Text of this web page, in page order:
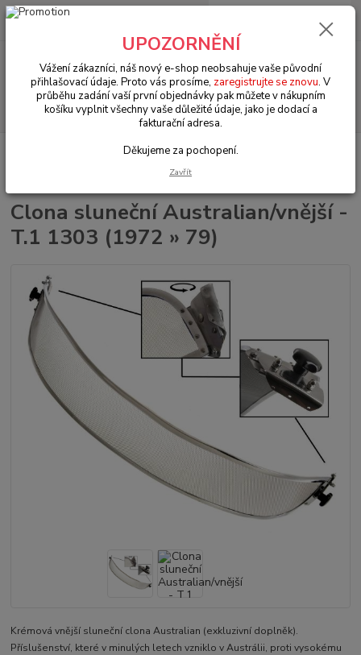
Menu
Hledat
+420 602 330 329
0 Kč
VW Brouk Typ 1 (1938 » 03) Exteriér (Exterior)
Clona sluneční Australian/vnější -
T.1 1303 (1972 » 79)
Krémová vnější sluneční clona Australian (exkluzivní doplněk).
Příslušenství, které v minulých letech vzniklo v Austrálii, proti vysokému
UPOZORNĚNÍ
Vážení zákazníci, náš nový e-shop neobsahuje vaše původní
přihlašovací údaje. Proto vás prosíme, zaregistrujte se znovu. V
průběhu zadání vaší první objednávky pak můžete v nákupním
košíku vyplnit všechny vaše důležité údaje, jako je dodací a
fakturační adresa.
Děkujeme za pochopení.
Zavřít